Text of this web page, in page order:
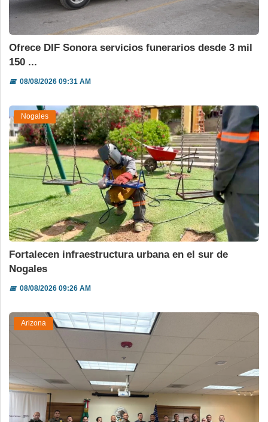
Ofrece DIF Sonora servicios funerarios desde 3 mil
150 ...
📅08/08/2026 09:31 AM
Nogales
Fortalecen infraestructura urbana en el sur de
Nogales
📅08/08/2026 09:26 AM
Arizona